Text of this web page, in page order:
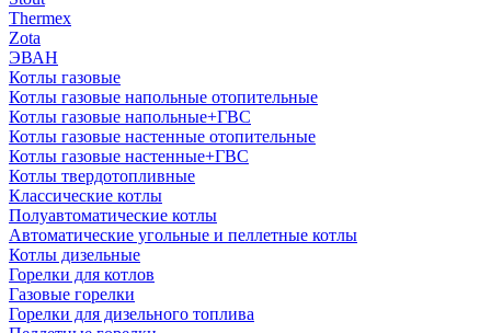
Thermex
Zota
ЭВАН
Котлы газовые
Котлы газовые напольные отопительные
Котлы газовые напольные+ГВС
Котлы газовые настенные отопительные
Котлы газовые настенные+ГВС
Котлы твердотопливные
Классические котлы
Полуавтоматические котлы
Автоматические угольные и пеллетные котлы
Котлы дизельные
Горелки для котлов
Газовые горелки
Горелки для дизельного топлива